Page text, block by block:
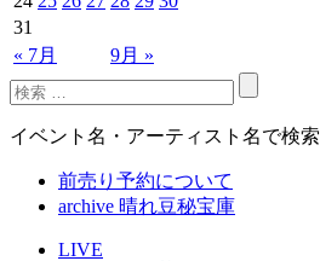
« 7月 9月 »
31
イベント名・アーティスト名で検索
前売り予約について
archive 晴れ豆秘宝庫
LIVE